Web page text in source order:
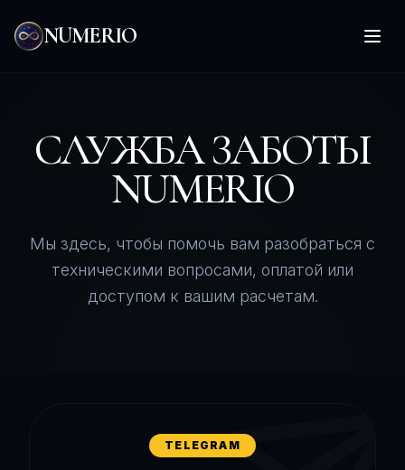
NUMERIO
СЛУЖБА ЗАБОТЫ
NUMERIO
Мы здесь, чтобы помочь вам разобраться с
техническими вопросами, оплатой или
доступом к вашим расчетам.
TELEGRAM